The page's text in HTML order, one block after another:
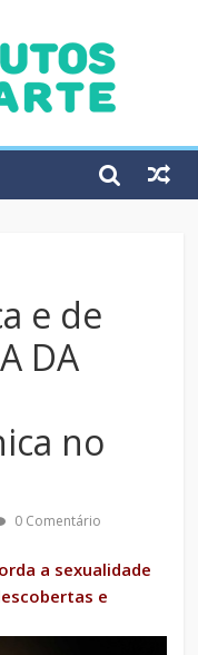
e de
DA
no
0 Comentário
a sexualidade
e